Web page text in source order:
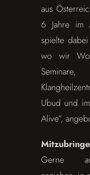
aus
6 Jahre im
spielte
wo wir
Ubud und
Alive”,
Gerne